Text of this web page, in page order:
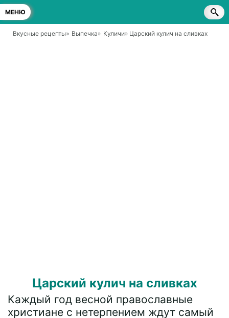
МЕНЮ
Вкусные рецепты» Выпечка» Куличи» Царский кулич на сливках
Царский кулич на сливках
Каждый год весной православные
христиане с нетерпением ждут самый